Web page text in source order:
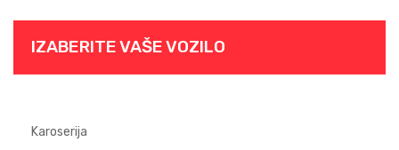
IZABERITE VAŠE VOZILO